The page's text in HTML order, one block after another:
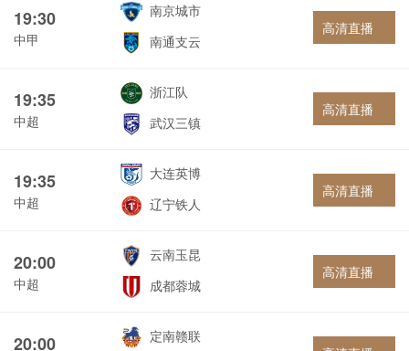
19:30
中甲
南京城市
南通支云
高清直播
19:35
中超
浙江队
武汉三镇
高清直播
19:35
中超
大连英博
辽宁铁人
高清直播
20:00
中超
云南玉昆
成都蓉城
高清直播
20:00
定南赣联